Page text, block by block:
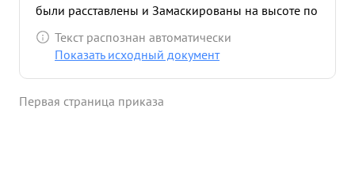
были расставлены и Замаскированы на высоте по
указанию т. Ингора. Утром 19 сентября до 2х рот
противника с танками дважды пытались атаковать
обороняющие высоту продер жались до подхода
Текст распознан автоматически
Показать исходный документ
Первая страница приказа